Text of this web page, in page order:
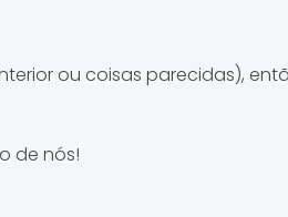
ou coisas parecidas),
de nós!